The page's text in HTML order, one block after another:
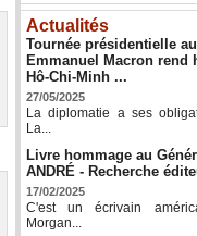
Actualités
Tournée présidentielle
Emmanuel Macron rend
Hô-Chi-Minh ...
27/05/2025
La diplomatie a ses
La...
Livre hommage au
ANDRÉ - Recherche
17/02/2025
C'est un écrivain
Morgan...